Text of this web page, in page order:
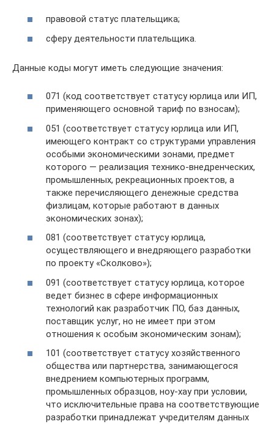
правовой статус плательщика;
сферу деятельности плательщика.
Данные коды могут иметь следующие значения:
071 (код соответствует статусу юрлица или ИП,
применяющего основной тариф по взносам);
051 (соответствует статусу юрлица или ИП,
имеющего контракт со структурами управления
особыми экономическими зонами, предмет
которого — реализация технико-внедренческих,
промышленных, рекреационных проектов, а
также перечисляющего денежные средства
физлицам, которые работают в данных
экономических зонах);
081 (соответствует статусу юрлица,
осуществляющего и внедряющего разработки
по проекту «Сколково»);
091 (соответствует статусу юрлица, которое
ведет бизнес в сфере информационных
технологий как разработчик ПО, баз данных,
поставщик услуг, но не имеет при этом
отношения к особым экономическим зонам);
101 (соответствует статусу хозяйственного
общества или партнерства, занимающегося
внедрением компьютерных программ,
промышленных образцов, ноу-хау при условии,
что исключительные права на соответствующие
разработки принадлежат учредителям данных